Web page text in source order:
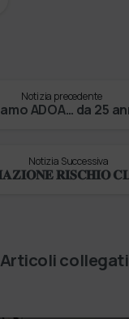
Notizia precedente
Notizia Successiva
Articoli collegati